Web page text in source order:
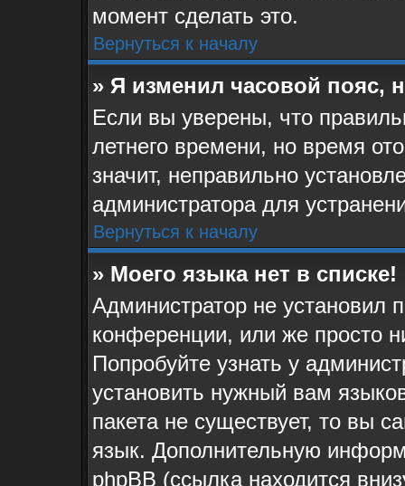
момент сделать это.
Вернуться к началу
» Я изменил часовой пояс,
Если вы уверены, что
летнего времени, но время
значит, неправильно
администратора для
Вернуться к началу
» Моего языка нет в списке!
Администратор не установил
конференции, или же просто
Попробуйте узнать у
установить нужный вам
пакета не существует, то вы
язык. Дополнительную
phpBB (ссылка находится